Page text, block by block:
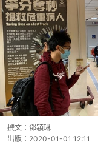
撰文： 鄧穎琳
出版： 2020-01-01 12:11